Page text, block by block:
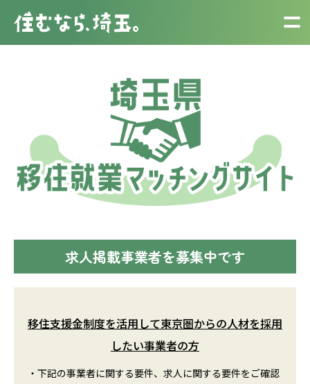
求人掲載事業者を募集中です
移住支援金制度を活用して東京圏からの人材を採用
したい事業者の方
・ 下記の事業者に関する要件、求人に関する要件をご確認